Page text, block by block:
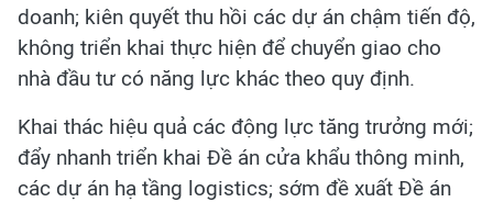
doanh; kiên quyết thu hồi các dự án chậm tiến độ,
không triển khai thực hiện để chuyển giao cho
nhà đầu tư có năng lực khác theo quy định.
Khai thác hiệu quả các động lực tăng trưởng mới;
đẩy nhanh triển khai Đề án cửa khẩu thông minh,
các dự án hạ tầng logistics; sớm đề xuất Đề án